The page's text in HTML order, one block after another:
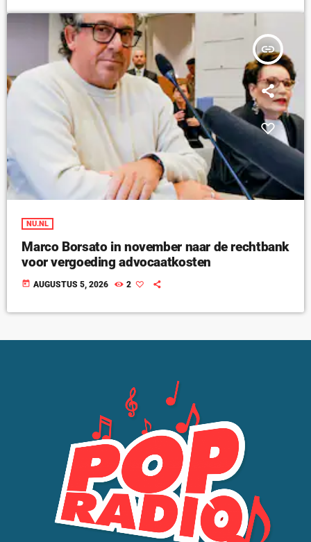
insert_link
NU.NL
Marco Borsato in november naar de rechtbank
voor vergoeding advocaatkosten
today AUGUSTUS 5, 2026 2